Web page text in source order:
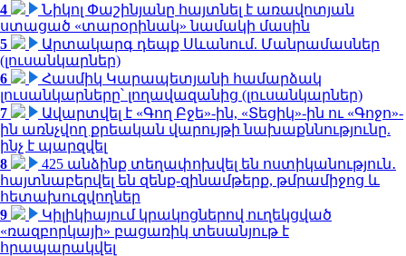
4
Նիկոլ Փաշինյանը հայտնել է առավոտյան
ստացած «տարօրինակ» նամակի մասին
5
Արտակարգ դեպք Սևանում. Մանրամասներ
(լուսանկարներ)
6
Հասմիկ Կարապետյանի համարձակ
լուսանկարները՝ լողավազանից (լուսանկարներ)
7
Ավարտվել է «Գող Բջե»-ին, «Տեցիկ»-ին ու «Գոջո»-
ին առնչվող քրեական վարույթի նախաքննությունը.
ինչ է պարզվել
8
425 անձինք տեղափոխվել են ոստիկանություն․
հայտնաբերվել են զենք-զինամթերք, թմրամիջոց և
հետախուզվողներ
9
Կիլիկիայում կրակոցներով ուղեկցված
«ռազբորկայի» բացառիկ տեսանյութ է
հրապարակվել